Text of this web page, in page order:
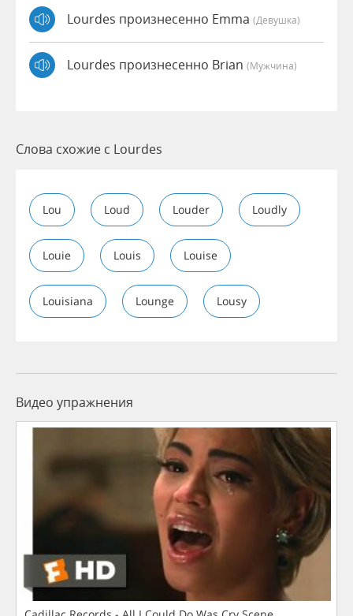
Lourdes произнесенно Emma (девушка)
Lourdes произнесенно Brian (мужчина)
Слова схожие с Lourdes
Lou Loud Louder Loudly
Louie Louis Louise
Louisiana Lounge Lousy
Видео упражнения